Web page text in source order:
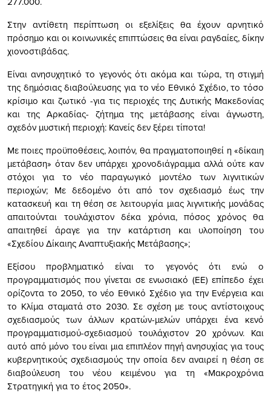
Στην αντίθετη περίπτωση οι εξελίξεις θα έχουν αρνητικό
πρόσημο και οι κοινωνικές επιπτώσεις θα είναι ραγδαίες, δίκην
χιονοστιβάδας.
Είναι ανησυχητικό το γεγονός ότι ακόμα και τώρα, τη στιγμή
της δημόσιας διαβούλευσης για το νέο Εθνικό Σχέδιο, το τόσο
κρίσιμο και ζωτικό -για τις περιοχές της Δυτικής Μακεδονίας
και της Αρκαδίας- ζήτημα της μετάβασης είναι άγνωστη,
σχεδόν μυστική περιοχή: Κανείς δεν ξέρει τίποτα!
Με ποιες προϋποθέσεις, λοιπόν, θα πραγματοποιηθεί η «δίκαιη
μετάβαση» όταν δεν υπάρχει χρονοδιάγραμμα αλλά ούτε καν
στόχοι για το νέο παραγωγικό μοντέλο των λιγνιτικών
περιοχών; Με δεδομένο ότι από τον σχεδιασμό έως την
κατασκευή και τη θέση σε λειτουργία μιας λιγνιτικής μονάδας
απαιτούνται τουλάχιστον δέκα χρόνια, πόσος χρόνος θα
απαιτηθεί άραγε για την κατάρτιση και υλοποίηση του
«Σχεδίου Δίκαιης Αναπτυξιακής Μετάβασης»;
Εξίσου προβληματικό είναι το γεγονός ότι ενώ ο
προγραμματισμός που γίνεται σε ενωσιακό (ΕΕ) επίπεδο έχει
ορίζοντα το 2050, το νέο Εθνικό Σχέδιο για την Ενέργεια και
το Κλίμα σταματά στο 2030. Σε σχέση με τους αντίστοιχους
σχεδιασμούς των άλλων κρατών-μελών υπάρχει ένα κενό
προγραμματισμού-σχεδιασμού τουλάχιστον 20 χρόνων. Και
αυτό από μόνο του είναι μια επιπλέον πηγή ανησυχίας για τους
κυβερνητικούς σχεδιασμούς την οποία δεν αναιρεί η θέση σε
διαβούλευση του νέου κειμένου για τη «Μακροχρόνια
Στρατηγική για το έτος 2050».